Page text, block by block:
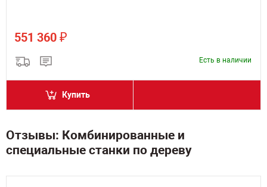
551 360 ₽
Есть в наличии
Купить
Отзывы: Комбинированные и
специальные станки по дереву